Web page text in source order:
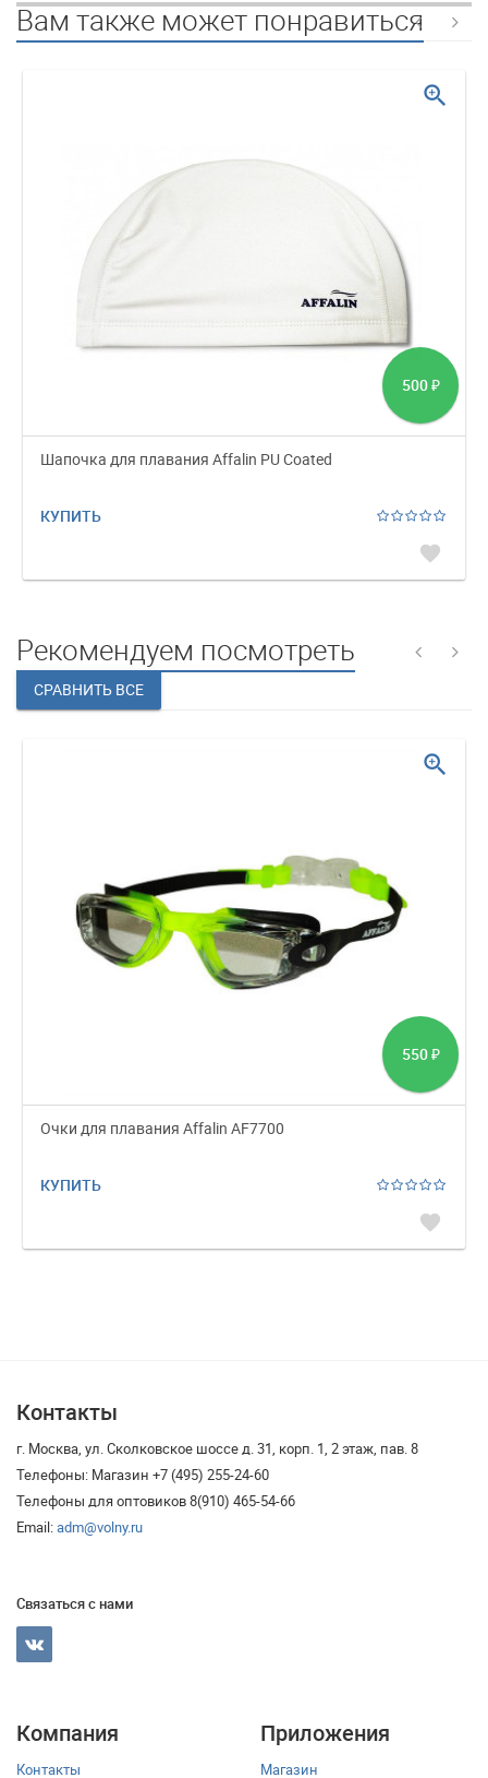
Вам также может понравиться
500 ₽
Шапочка для плавания Affalin PU Coated
КУПИТЬ
favorite
zoom_in
Рекомендуем посмотреть
550 ₽
Очки для плавания Affalin AF7700
КУПИТЬ
favorite
zoom_in
Контакты
г. Москва, ул. Сколковское шоссе д. 31, корп. 1, 2 этаж, пав. 8
Телефоны: Магазин +7 (495) 255-24-60
Телефоны для оптовиков 8(910) 465-54-66
Email:adm@volny.ru
Связаться с нами
Компания
Контакты
Приложения
Магазин